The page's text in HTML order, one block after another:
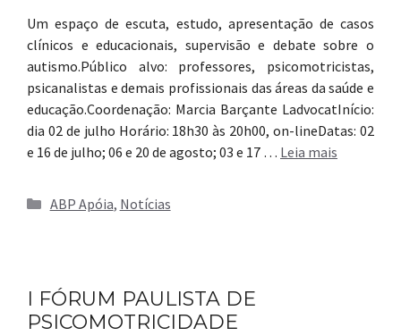
Um espaço de escuta, estudo, apresentação de casos
clínicos e educacionais, supervisão e debate sobre o
autismo.Público alvo: professores, psicomotricistas,
psicanalistas e demais profissionais das áreas da saúde e
educação.Coordenação: Marcia Barçante LadvocatInício:
dia 02 de julho Horário: 18h30 às 20h00, on-lineDatas: 02
e 16 de julho; 06 e 20 de agosto; 03 e 17 … Leia mais
Categorias
ABP Apóia, Notícias
I FÓRUM PAULISTA DE
PSICOMOTRICIDADE